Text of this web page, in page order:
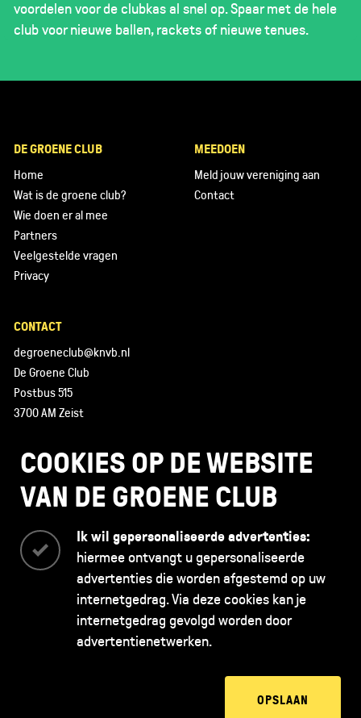
COOKIES OP DE WEBSITE
VAN DE GROENE CLUB
Ik wil gepersonaliseerde advertenties:
hiermee ontvangt u gepersonaliseerde
advertenties die worden afgestemd op uw
internetgedrag. Via deze cookies kan je
internetgedrag gevolgd worden door
advertentienetwerken.
OPSLAAN
voordelen voor de clubkas al snel op. Spaar met de hele
club voor nieuwe ballen, rackets of nieuwe tenues.
DE GROENE CLUB
Home
Wat is de groene club?
Wie doen er al mee
Partners
Veelgestelde vragen
Privacy
MEEDOEN
Meld jouw vereniging aan
Contact
CONTACT
degroeneclub@knvb.nl
De Groene Club
Postbus 515
3700 AM Zeist
De Groene Club is opgericht door de